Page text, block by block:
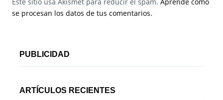
Este sitio usa Akismet para reducir el spam. Aprende cómo
se procesan los datos de tus comentarios.
PUBLICIDAD
ARTÍCULOS RECIENTES